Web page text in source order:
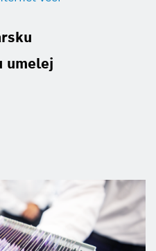
umelej